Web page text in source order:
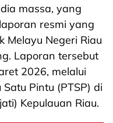
massa, yang
resmi yang
Melayu Negeri Riau
Laporan tersebut
2026, melalui
Pintu (PTSP) di
Kepulauan Riau.